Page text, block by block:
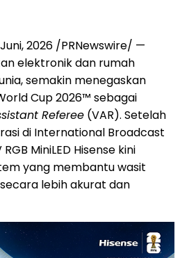
2026 /PRNewswire/ —
elektronik dan rumah
semakin menegaskan
Cup 2026™ sebagai
Referee (VAR). Setelah
di International Broadcast
MiniLED Hisense kini
yang membantu wasit
lebih akurat dan